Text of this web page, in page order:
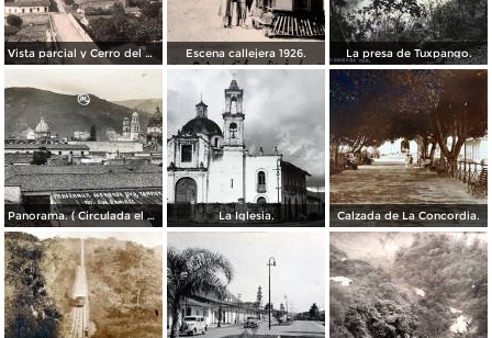
Vista parcial y Cerro del Borrego Escena callejera 1926. La presa de Tuxpango.
Panorama. ( Circulada el 3 de Noviembre de 1929 ). La Iglesia. Calzada de La Concordia.